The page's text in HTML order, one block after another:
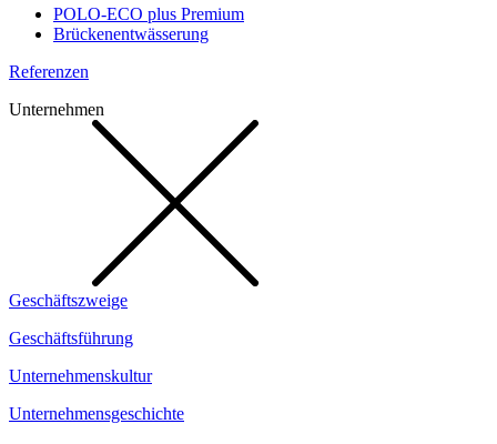
POLO-ECO plus Premium
Brückenentwässerung
Referenzen
Unternehmen
Geschäftszweige
Geschäftsführung
Unternehmenskultur
Unternehmensgeschichte